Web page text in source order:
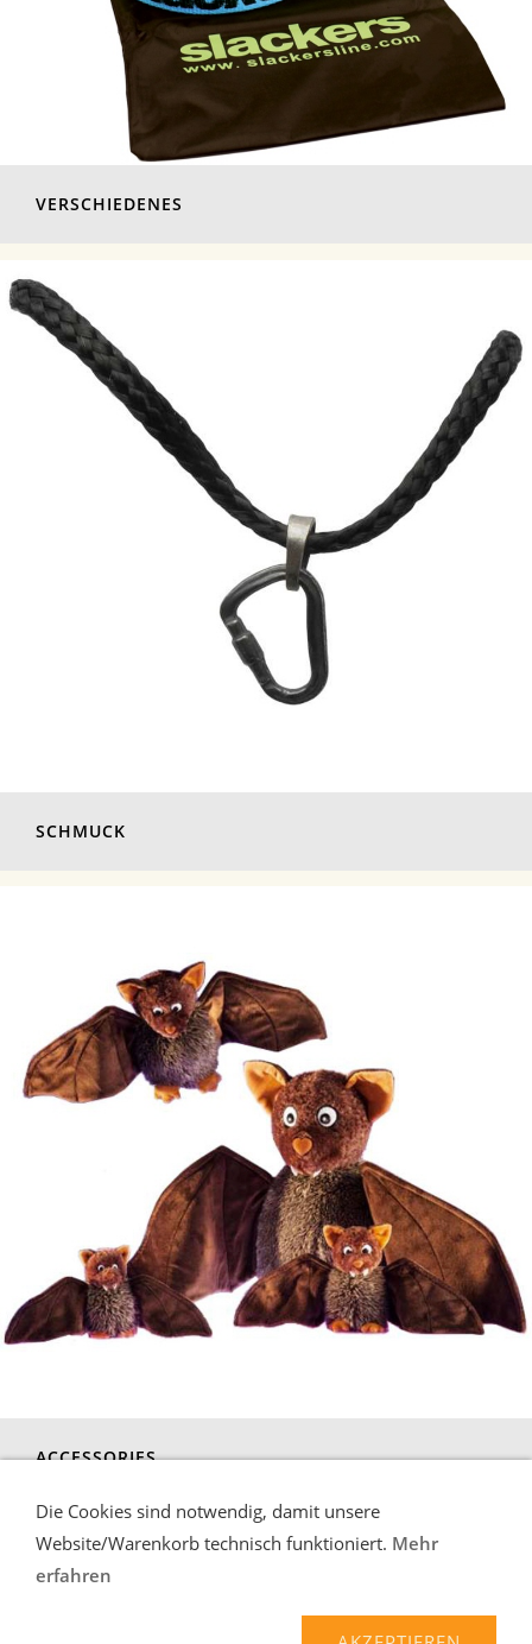
VERSCHIEDENES
SCHMUCK
ACCESSORIES
AGB
Widerrufsrecht
Die Cookies sind notwendig, damit unsere
Website/Warenkorb technisch funktioniert. Mehr
erfahren